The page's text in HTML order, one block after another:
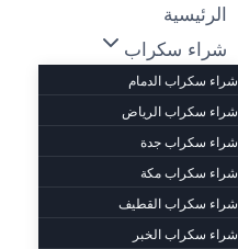
التجاوز
إلى
المحتوى
الرئيسية
شراء سكراب
شراء سكراب الدمام
شراء سكراب الرياض
شراء سكراب جدة
شراء سكراب مكة
شراء سكراب القطيف
شراء سكراب الخبر